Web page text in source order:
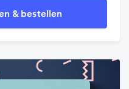
& bestellen